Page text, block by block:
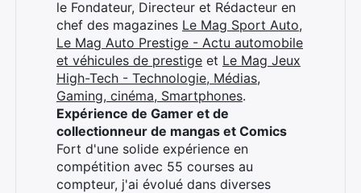
le Fondateur, Directeur et Rédacteur en
chef des magazines Le Mag Sport Auto,
Le Mag Auto Prestige - Actu automobile
et véhicules de prestige et Le Mag Jeux
High-Tech - Technologie, Médias,
Gaming, cinéma, Smartphones.
Expérience de Gamer et de
collectionneur de mangas et Comics
Fort d'une solide expérience en
compétition avec 55 courses au
compteur, j'ai évolué dans diverses